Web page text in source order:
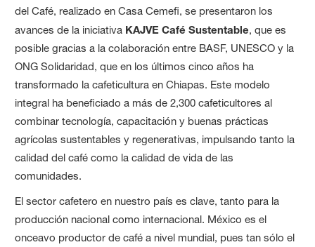
del Café, realizado en Casa Cemefi, se presentaron los
avances de la iniciativa KAJVE Café Sustentable, que es
posible gracias a la colaboración entre BASF, UNESCO y la
ONG Solidaridad, que en los últimos cinco años ha
transformado la cafeticultura en Chiapas. Este modelo
integral ha beneficiado a más de 2,300 cafeticultores al
combinar tecnología, capacitación y buenas prácticas
agrícolas sustentables y regenerativas, impulsando tanto la
calidad del café como la calidad de vida de las
comunidades.
El sector cafetero en nuestro país es clave, tanto para la
producción nacional como internacional. México es el
onceavo productor de café a nivel mundial, pues tan sólo el